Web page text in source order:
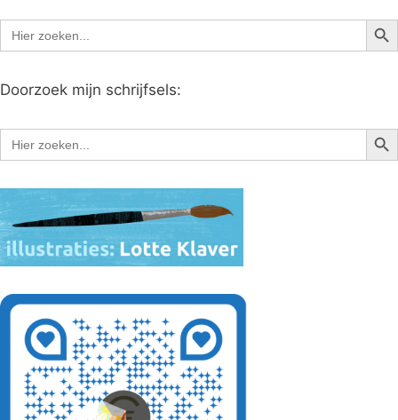
Zoek
naar:
Doorzoek mijn schrijfsels:
Zoek
naar: